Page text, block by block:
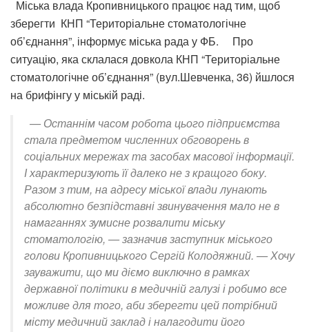
Міська влада Кропивницького працює над тим, щоб
зберегти КНП “Територіальне стоматологічне
об’єднання”, інформує міська рада у ФБ. Про
ситуацію, яка склалася довкола КНП “Територіальне
стоматологічне об’єднання” (вул.Шевченка, 36) йшлося
на брифінгу у міській раді.
— Останнім часом робота цього підприємства
стала предметом численних обговорень в
соціальних мережах та засобах масової інформації.
І характеризують її далеко не з кращого боку.
Разом з тим, на адресу міської влади лунають
абсолютно безпідставні звинувачення мало не в
намаганнях зумисне розвалити міську
стоматологію, — зазначив заступник міського
голови Кропивницького Сергій Колодяжний. — Хочу
зауважити, що ми діємо виключно в рамках
державної політики в медичній галузі і робимо все
можливе для того, аби зберегти цей потрібний
місту медичний заклад і налагодити його